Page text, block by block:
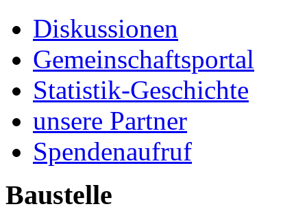
Diskussionen
Gemeinschaftsportal
Statistik-Geschichte
unsere Partner
Spendenaufruf
Baustelle